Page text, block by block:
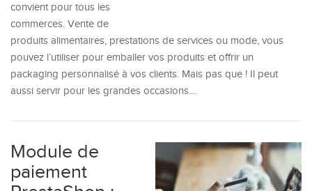
convient pour tous les
commerces. Vente de
produits alimentaires, prestations de services ou mode, vous
pouvez l’utiliser pour emballer vos produits et offrir un
packaging personnalisé à vos clients. Mais pas que ! Il peut
aussi servir pour les grandes occasions.…
Module de
paiement